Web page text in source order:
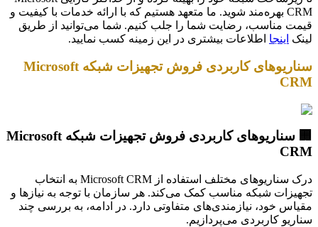
CRM بهره‌مند شوید. ما متعهد هستیم که با ارائه خدمات با کیفیت و
قیمت مناسب، رضایت شما را جلب کنیم. شما می‌توانید از طریق
لینک اینجا اطلاعات بیشتری در این زمینه کسب نمایید.
سناریوهای کاربردی فروش تجهیزات شبکه Microsoft
CRM
🏢 سناریوهای کاربردی فروش تجهیزات شبکه Microsoft
CRM
درک سناریوهای مختلف استفاده از Microsoft CRM به انتخاب
تجهیزات شبکه مناسب کمک می‌کند. هر سازمان با توجه به نیازها و
مقیاس خود، نیازمندی‌های متفاوتی دارد. در ادامه، به بررسی چند
سناریو کاربردی می‌پردازیم.